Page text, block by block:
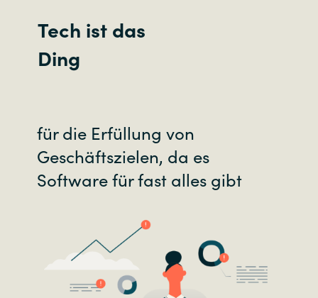
Tech ist das
Ding
für die Erfüllung von
Geschäftszielen, da es
Software für fast alles gibt